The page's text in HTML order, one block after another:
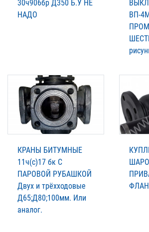
30ч906бр Д350 Б.У НЕ
НАДО
ВП-
КРАНЫ БИТУМНЫЕ
11ч(с)17 бк С
ПАРОВОЙ РУБАШКОЙ
Двух и трёхходовые
Д65;Д80;100мм. Или
аналог.